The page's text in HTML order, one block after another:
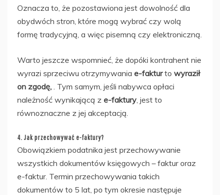
Oznacza to, że pozostawiona jest dowolność dla
obydwóch stron, które mogą wybrać czy wolą
formę tradycyjną, a więc pisemną czy elektroniczną.
Warto jeszcze wspomnieć, że dopóki kontrahent nie
wyrazi sprzeciwu otrzymywania e-fakturto wyraził
on zgodę, . Tym samym, jeśli nabywca opłaci
należność wynikającą z e-faktury , jest to
równoznaczne z jej akceptacją.
4. Jak przechowywać e-faktury?
Obowiązkiem podatnika jest przechowywanie
wszystkich dokumentów księgowych – faktur oraz
e-faktur. Termin przechowywania takich
dokumentów to 5 lat, po tym okresie następuje